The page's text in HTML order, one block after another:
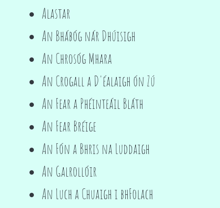
Alastar
An Bhábóg nár Dhúisigh
An Chrosóg Mhara
An Crogall a D'éalaigh ón Zú
An Fear a Phéinteáil Bláth
An Fear Bréige
An Fón a Bhris na Luddaigh
An Galrollóir
An Luch a Chuaigh i bhFolach